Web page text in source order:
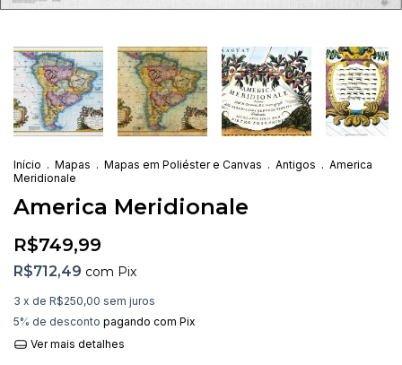
Início . Mapas . Mapas em Poliéster e Canvas . Antigos . America
Meridionale
America Meridionale
R$749,99
R$712,49 com Pix
3 x de R$250,00 sem juros
5% de desconto pagando com Pix
Ver mais detalhes